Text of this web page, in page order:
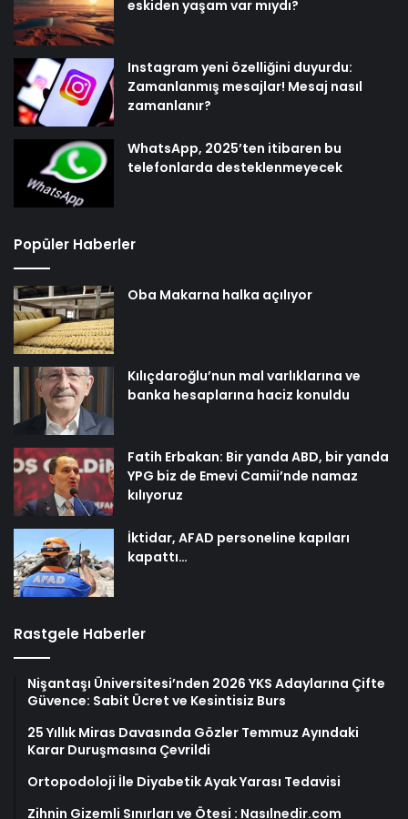
eskiden yaşam var mıydı?
Instagram yeni özelliğini duyurdu:
Zamanlanmış mesajlar! Mesaj nasıl
zamanlanır?
WhatsApp, 2025’ten itibaren bu
telefonlarda desteklenmeyecek
Popüler Haberler
Oba Makarna halka açılıyor
Kılıçdaroğlu’nun mal varlıklarına ve
banka hesaplarına haciz konuldu
Fatih Erbakan: Bir yanda ABD, bir yanda
YPG biz de Emevi Camii’nde namaz
kılıyoruz
İktidar, AFAD personeline kapıları
kapattı…
Rastgele Haberler
Nişantaşı Üniversitesi’nden 2026 YKS Adaylarına Çifte
Güvence: Sabit Ücret ve Kesintisiz Burs
25 Yıllık Miras Davasında Gözler Temmuz Ayındaki
Karar Duruşmasına Çevrildi
Ortopodoloji İle Diyabetik Ayak Yarası Tedavisi
Zihnin Gizemli Sınırları ve Ötesi : Nasılnedir.com